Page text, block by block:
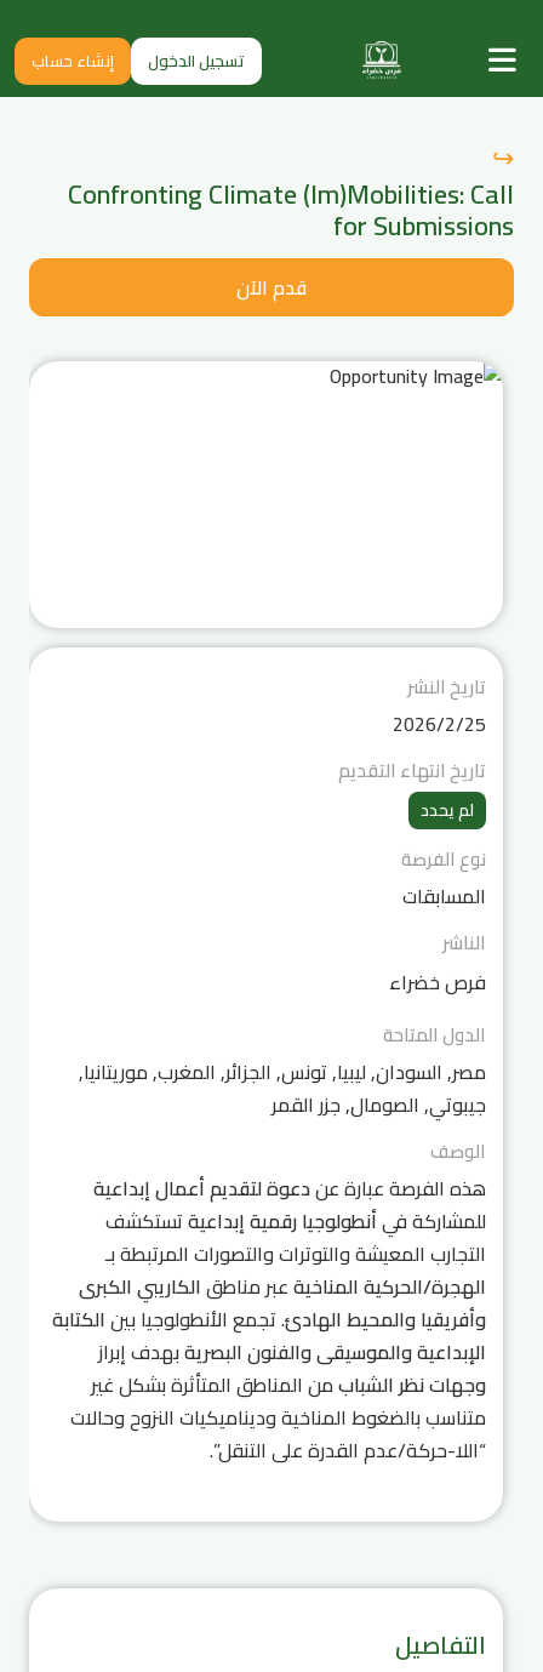
تسجيل الدخول إنشاء حساب
↪
Confronting Climate (Im)Mobilities: Call
for Submissions
قدم الآن
تاريخ النشر
25‏‏/2‏‏/2026
تاريخ انتهاء التقديم
لم يحدد
نوع الفرصة
المسابقات
الناشر
فرص خضراء
الدول المتاحة
مصر, السودان, ليبيا, تونس, الجزائر, المغرب, موريتانيا,
جيبوتي, الصومال, جزر القمر
الوصف
هذه الفرصة عبارة عندعوة لتقديم أعمال إبداعية
للمشاركة فيأنطولوجيا رقمية إبداعيةتستكشف
التجارب المعيشة والتوترات والتصورات المرتبطة بـ
الهجرة/الحركية المناخيةعبر مناطقالكاريبي الكبرى
وأفريقيا والمحيط الهادئ. تجمع الأنطولوجيا بينالكتابة
الإبداعية والموسيقى والفنون البصريةبهدف إبراز
وجهات نظر الشبابمن المناطق المتأثرة بشكل غير
متناسب بالضغوط المناخية وديناميكيات النزوح وحالات
“اللا-حركة/عدم القدرة على التنقل”.
التفاصيل